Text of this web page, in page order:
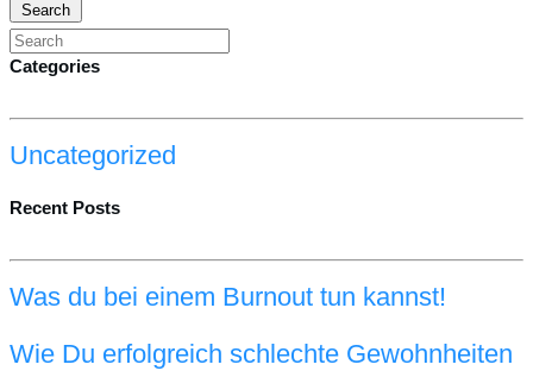
Search
Categories
Uncategorized
Recent Posts
Was du bei einem Burnout tun kannst!
Wie Du erfolgreich schlechte Gewohnheiten